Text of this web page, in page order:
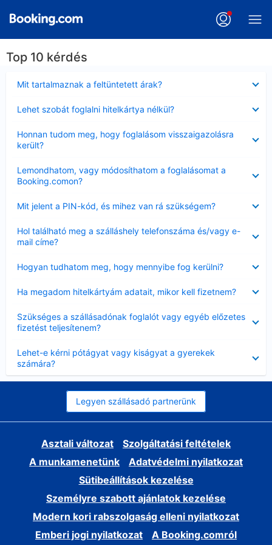
Top 10 kérdés
Mit tartalmaznak a feltüntetett árak?
Lehet szobát foglalni hitelkártya nélkül?
Honnan tudom meg, hogy foglalásom visszaigazolásra
került?
Lemondhatom, vagy módosíthatom a foglalásomat a
Booking.comon?
Mit jelent a PIN-kód, és mihez van rá szükségem?
Hol található meg a szálláshely telefonszáma és/vagy e-
mail címe?
Hogyan tudhatom meg, hogy mennyibe fog kerülni?
Ha megadom hitelkártyám adatait, mikor kell fizetnem?
Szükséges a szállásadónak foglalót vagy egyéb előzetes
fizetést teljesítenem?
Lehet-e kérni pótágyat vagy kiságyat a gyerekek
számára?
Legyen szállásadó partnerünk
Asztali változat
Szolgáltatási feltételek
A munkamenetünk
Adatvédelmi nyilatkozat
Sütibeállítások kezelése
Személyre szabott ajánlatok kezelése
Modern kori rabszolgaság elleni nyilatkozat
Emberi jogi nyilatkozat
A Booking.comról